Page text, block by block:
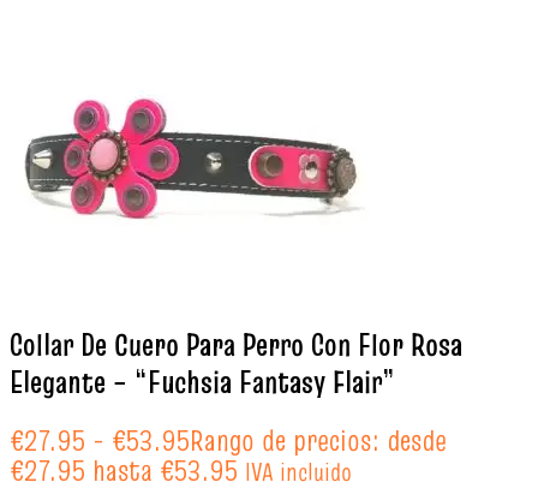
Collar De Cuero Para Perro Con Flor Rosa
Elegante – “Fuchsia Fantasy Flair”
€27.95 - €53.95Rango de precios: desde
€27.95 hasta €53.95 IVA incluido